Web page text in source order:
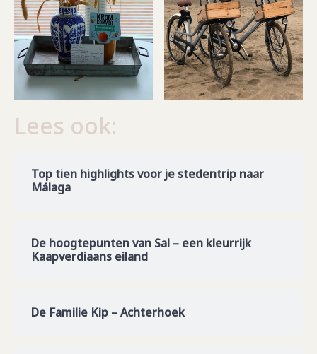
Lees ook:
Top tien highlights voor je stedentrip naar
Málaga
De hoogtepunten van Sal – een kleurrijk
Kaapverdiaans eiland
De Familie Kip – Achterhoek